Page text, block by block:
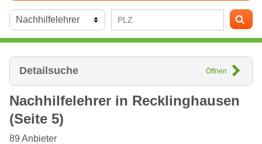
Detailsuche Öffnen
Nachhilfelehrer in Recklinghausen
(Seite 5)
89 Anbieter